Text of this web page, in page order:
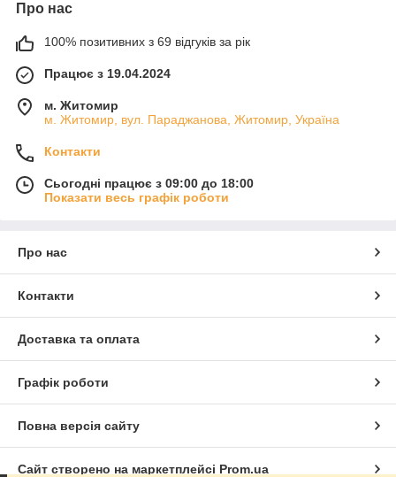
Про нас
100% позитивних з 69 відгуків за рік
Працює з 19.04.2024
м. Житомир
м. Житомир, вул. Параджанова, Житомир, Україна
Контакти
Сьогодні працює з 09:00 до 18:00
Показати весь графік роботи
Про нас
Контакти
Доставка та оплата
Графік роботи
Повна версія сайту
Сайт створено на маркетплейсі Prom.ua